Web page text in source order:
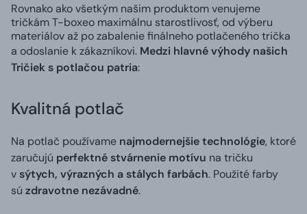
Rovnako ako všetkým našim produktom venujeme
tričkám T-boxeo maximálnu starostlivosť, od výberu
materiálov až po zabalenie finálneho potlačeného trička
a odoslanie k zákazníkovi. Medzi hlavné výhody našich
Tričiek s potlačou patria:
Kvalitná potlač
Na potlač používame najmodernejšie technológie, ktoré
zaručujú perfektné stvárnenie motívu na tričku
v sýtych, výrazných a stálych farbách. Použité farby
sú zdravotne nezávadné.